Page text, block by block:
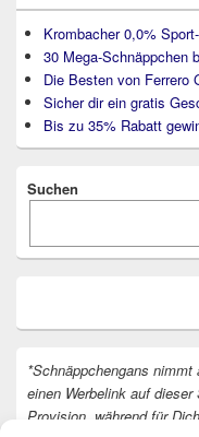
Krombacher 0,0%
30 Mega-Schnäppchen
Die Besten von Ferrero
Sicher dir ein gratis
Bis zu 35% Rabatt
Suchen
*Schnäppchengans nimmt
einen Werbelink auf
Provision, während für